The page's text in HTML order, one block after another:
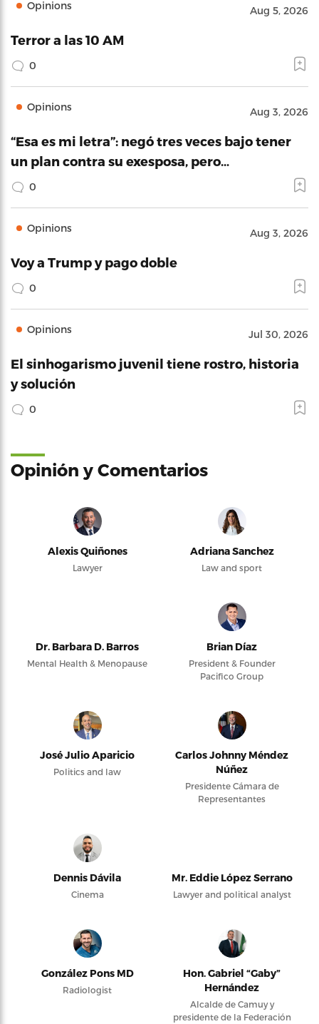
Opinions Aug 5, 2026
Terror a las 10 AM
0
Opinions Aug 3, 2026
“Esa es mi letra”: negó tres veces bajo tener
un plan contra su exesposa, pero…
0
Opinions Aug 3, 2026
Voy a Trump y pago doble
0
Opinions Jul 30, 2026
El sinhogarismo juvenil tiene rostro, historia
y solución
0
Opinión y Comentarios
Alexis Quiñones
Lawyer
Adriana Sanchez
Law and sport
Dr. Barbara D. Barros
Mental Health & Menopause
Brian Díaz
President & Founder
Pacifico Group
José Julio Aparicio
Politics and law
Carlos Johnny Méndez
Núñez
Presidente Cámara de
Representantes
Dennis Dávila
Cinema
Mr. Eddie López Serrano
Lawyer and political analyst
González Pons MD
Radiologist
Hon. Gabriel “Gaby”
Hernández
Alcalde de Camuy y
presidente de la Federación